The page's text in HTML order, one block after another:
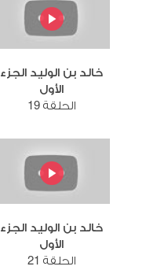
خالد بن الوليد الجزء
الأول
الحلقة 19
خالد بن الوليد الجزء
الأول
الحلقة 21